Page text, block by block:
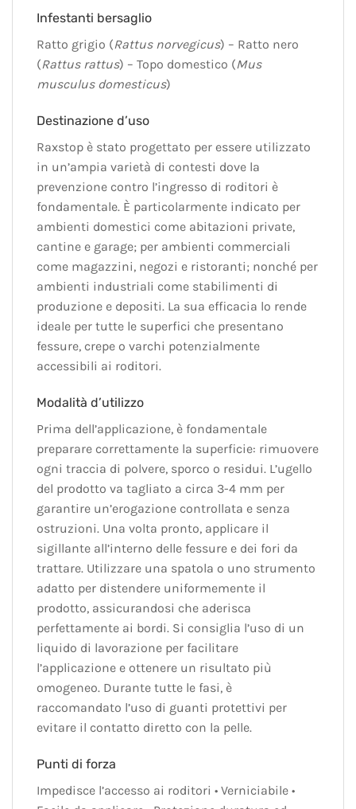
Infestanti bersaglio
Ratto grigio (Rattus norvegicus) – Ratto nero
(Rattus rattus) – Topo domestico (Mus
musculus domesticus)
Destinazione d’uso
Raxstop è stato progettato per essere utilizzato
in un’ampia varietà di contesti dove la
prevenzione contro l’ingresso di roditori è
fondamentale. È particolarmente indicato per
ambienti domestici come abitazioni private,
cantine e garage; per ambienti commerciali
come magazzini, negozi e ristoranti; nonché per
ambienti industriali come stabilimenti di
produzione e depositi. La sua efficacia lo rende
ideale per tutte le superfici che presentano
fessure, crepe o varchi potenzialmente
accessibili ai roditori.
Modalità d’utilizzo
Prima dell’applicazione, è fondamentale
preparare correttamente la superficie: rimuovere
ogni traccia di polvere, sporco o residui. L’ugello
del prodotto va tagliato a circa 3-4 mm per
garantire un’erogazione controllata e senza
ostruzioni. Una volta pronto, applicare il
sigillante all’interno delle fessure e dei fori da
trattare. Utilizzare una spatola o uno strumento
adatto per distendere uniformemente il
prodotto, assicurandosi che aderisca
perfettamente ai bordi. Si consiglia l’uso di un
liquido di lavorazione per facilitare
l’applicazione e ottenere un risultato più
omogeneo. Durante tutte le fasi, è
raccomandato l’uso di guanti protettivi per
evitare il contatto diretto con la pelle.
Punti di forza
Impedisce l’accesso ai roditori • Verniciabile •